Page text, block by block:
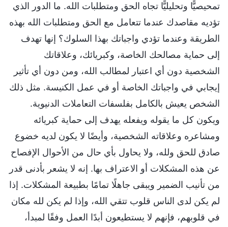
تمحيصيًّا وتحليليًّا تجاه الحق ومتطلبات الله. ما الدور الذي
تؤديه مقاصدك عندما تتعامل مع الحق ومتطلبات الله بهذه
الطريقة وعندما تؤدي واجباتك بهذا السلوك؟ إنها تهدف
إلى حماية مصالحك الخاصة، وكبريائك، وعلاقاتك
الشخصية دون أي اعتبار لمطالب الله، ومن دون أي تأثير
إيجابي في واجباتك الخاصة أو في عمل الكنيسة. مثل ذلك
الشخص يعيش بالكامل بفلسفات التعاملات الدنيوية.
ويكون كل ما يقوله ويفعله يهدف إلى حماية كبريائه
ومشاعره وعلاقاته الشخصية، وأيضًا لا يكون لديه خضوع
صادق للحق ولله، ولا يحاول بأي حال من الأحوال الإفصاح
عن هذه المشكلات أو الاعتراف بها. إنه لا يشعر بأدنى قدر
من تأنيب الضمير ويبقى جاهلًا تمامًا بطبيعة المشكلات. إذا
لم يكن لدى الناس قلوب تتقي الله، وإذا لم يكن لله مكان
في قلوبهم، فإنهم لا يستطيعون أبدًا العمل وفقًا لمبدأ،